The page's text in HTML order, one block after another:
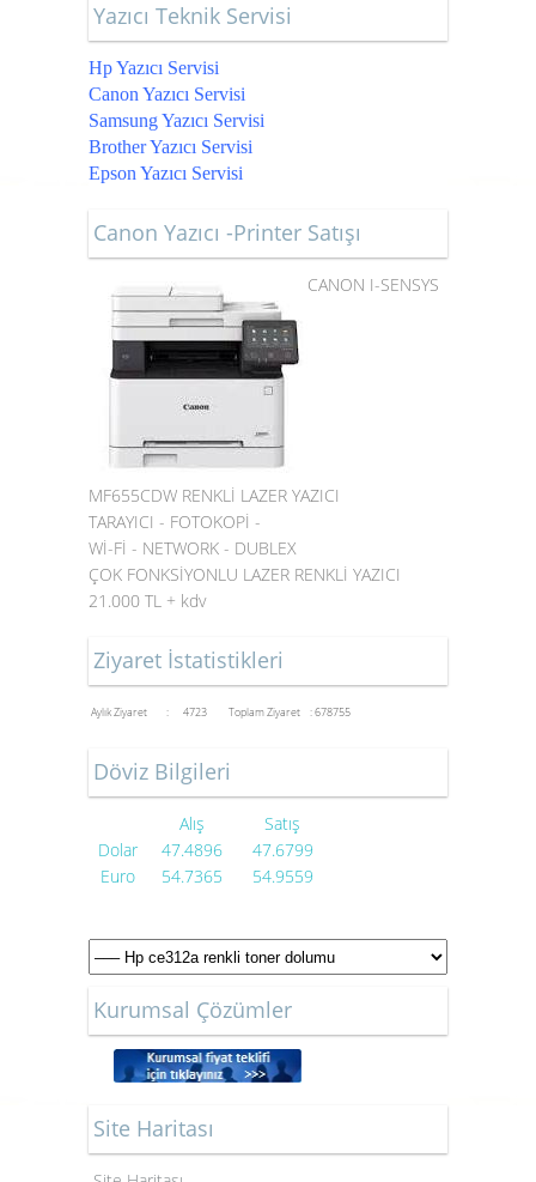
Yazıcı Teknik Servisi
Hp Yazıcı Servisi
Canon Yazıcı Servisi
Samsung Yazıcı Servisi
Brother Yazıcı Servisi
Epson Yazıcı Servisi
Canon Yazıcı -Printer Satışı
CANON I-SENSYS
MF655CDW RENKLİ LAZER YAZICI
TARAYICI - FOTOKOPİ -
Wİ-Fİ - NETWORK - DUBLEX
ÇOK FONKSİYONLU LAZER RENKLİ YAZICI
21.000 TL + kdv
Ziyaret İstatistikleri
Aylık Ziyaret : 4723 Toplam Ziyaret : 678755
Döviz Bilgileri
Alış
Satış
Dolar
47.4896
47.6799
Euro
54.7365 54.9559
Kurumsal Çözümler
Site Haritası